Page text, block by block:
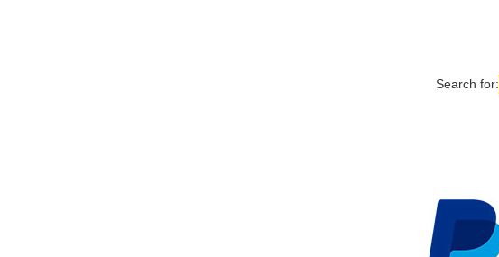
Search for: